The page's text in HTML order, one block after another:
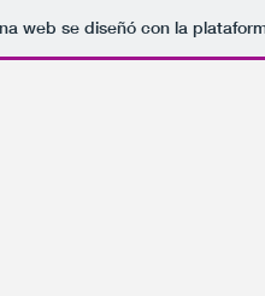
web se diseñó con la